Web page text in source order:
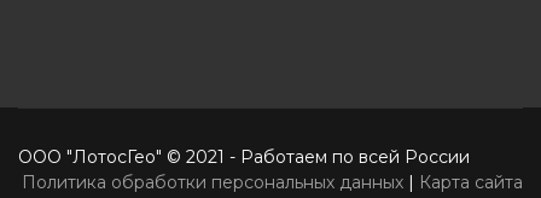
ООО "ЛотосГео" © 2021 - Работаем по всей России
Политика обработки персональных данных | Карта сайта